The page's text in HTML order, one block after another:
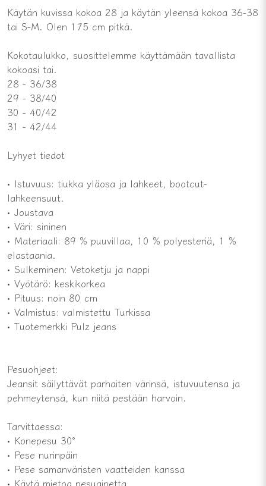
Käytän kuvissa kokoa 28 ja käytän yleensä kokoa 36-38
tai S-M. Olen 175 cm pitkä.
Kokotaulukko, suosittelemme käyttämään tavallista
kokoasi tai.
28 - 36/38
29 - 38/40
30 - 40/42
31 - 42/44
Lyhyet tiedot
• Istuvuus: tiukka yläosa ja lahkeet, bootcut-
lahkeensuut.
• Joustava
• Väri: sininen
• Materiaali: 89 % puuvillaa, 10 % polyesteriä, 1 %
elastaania.
• Sulkeminen: Vetoketju ja nappi
• Vyötärö: keskikorkea
• Pituus: noin 80 cm
• Valmistus: valmistettu Turkissa
• Tuotemerkki Pulz jeans
Pesuohjeet:
Jeansit säilyttävät parhaiten värinsä, istuvuutensa ja
pehmeytensä, kun niitä pestään harvoin.
Tarvittaessa:
• Konepesu 30°
• Pese nurinpäin
• Pese samanväristen vaatteiden kanssa
• Käytä mietoa pesuainetta